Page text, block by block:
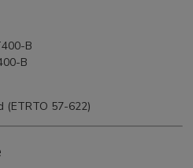
B
B
(ETRTO 57-622)